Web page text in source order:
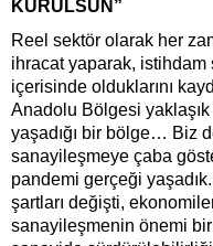
KURULSUN”
Reel sektör olarak her
ihracat yaparak, istihdam
içerisinde olduklarını
Anadolu Bölgesi yaklaşık
yaşadığı bir bölge… Biz
sanayileşmeye çaba
pandemi gerçeği
şartları değişti,
sanayileşmenin önemi bir